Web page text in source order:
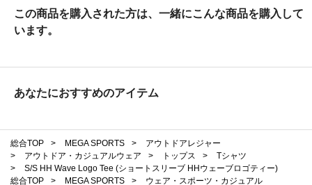
この商品を購入された方は、一緒にこんな商品を購入して
います。
あなたにおすすめのアイテム
総合TOP > MEGA SPORTS >
アウトドアレジャー
>
アウトドア・カジュアルウェア > トップス >
Tシャツ
>
S/S HH Wave Logo Tee (ショートスリーブ HHウェーブロゴティー)
総合TOP
> MEGA SPORTS >
ウェア・スポーツ・カジュアル